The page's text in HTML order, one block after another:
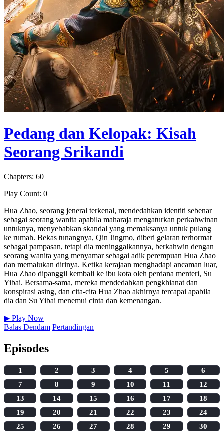
Pedang dan Kelopak: Kisah
Seorang Srikandi
Chapters: 60
Play Count: 0
Hua Zhao, seorang jeneral terkenal, mendedahkan identiti sebenar
sebagai seorang wanita apabila maharaja mengaturkan perkahwinan
untuknya, menyebabkan skandal yang memaksanya untuk pulang
ke rumah. Bekas tunangnya, Qin Jingmo, diberi gelaran terhormat
sebagai pampasan, tetapi dia meninggalkannya, berkahwin dengan
seorang wanita yang menyamar sebagai adik perempuan Hua Zhao
dan memalukan dirinya. Ketika kerajaan menghadapi ancaman luar,
Hua Zhao dipanggil kembali ke ibu kota oleh perdana menteri, Su
Yibai. Bersama-sama, mereka mendedahkan pengkhianat dan
konspirasi asing, dan cita-cita Hua Zhao akhirnya tercapai apabila
dia dan Su Yibai menemui cinta dan kemenangan.
▶ Play Now
Balas Dendam Pertandingan
Episodes
1 2 3 4 5
6
7
8 9 10 11
12
13
14 15 16 17
18
19
20 21 22 23
24
25
26 27 28 29
30